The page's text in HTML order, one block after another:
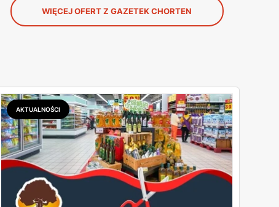
WIĘCEJ OFERT Z GAZETEK CHORTEN
AKTUALNOŚCI